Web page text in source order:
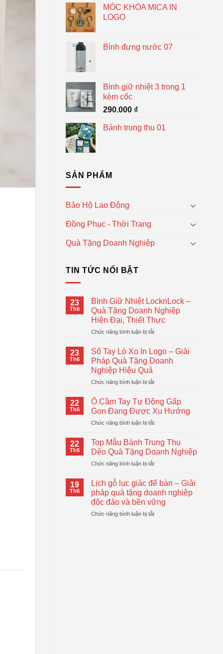
MÓC KHÓA MICA IN
LOGO
Bình đựng nước 07
Bình giữ nhiệt 3 trong 1
kèm cốc
290.000 ₫
Bánh trung thu 01
SẢN PHẨM
Bảo Hộ Lao Động
Đồng Phục - Thời Trang
Quà Tặng Doanh Nghiệp
TIN TỨC NỔI BẬT
23
Th6
Bình Giữ Nhiệt LocknLock –
Quà Tặng Doanh Nghiệp
Hiện Đại, Thiết Thực
Chức năng bình luận bị tắtở
Nhiệt
LocknLock
Quà
Doanh
Nghiệp
Hiện
Đại,
Thực
23
Th6
Sổ Tay Lò Xo In Logo – Giải
Pháp Quà Tặng Doanh
Nghiệp Hiệu Quả
Chức năng bình luận bị tắtở
Tay
Lò
Xo
In
–
Giải
Quà
Doanh
Nghiệp
Hiệu
Quả
22
Th6
Ô Cầm Tay Tự Động Gấp
Gọn Đang Được Xu Hướng
Chức năng bình luận bị tắtở
Tay
Tự
Động
Gọn
Đang
Được
Xu
Hướng
22
Th6
Top Mẫu Bánh Trung Thu
Dẻo Quà Tặng Doanh Nghiệp
Chức năng bình luận bị tắtở
Mẫu
Bánh
Trung
Thu
Dẻo
19
Th6
Lịch gỗ lục giác để bàn – Giải
pháp quà tặng doanh nghiệp
độc đáo và bền vững
Chức năng bình luận bị tắtở